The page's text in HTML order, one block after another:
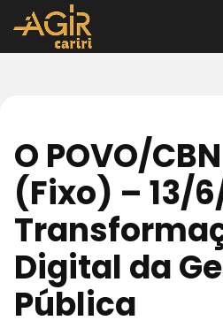
O POVO/
(Fixo) – 13/
Digital da
Pública